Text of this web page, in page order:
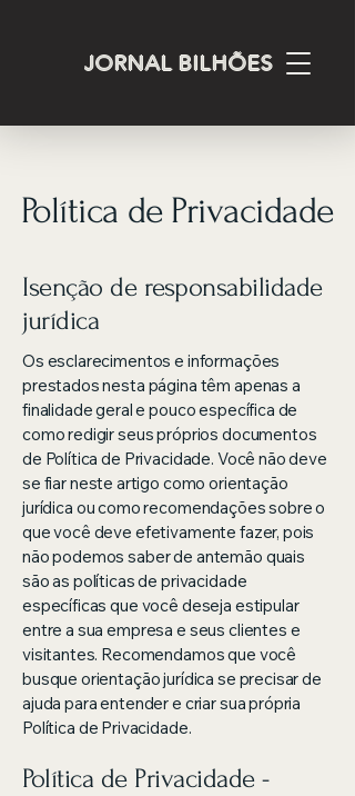
JORNAL BILHÕES
Política de Privacidade
Isenção de responsabilidade
jurídica
Os esclarecimentos e informações
prestados nesta página têm apenas a
finalidade geral e pouco específica de
como redigir seus próprios documentos
de Política de Privacidade. Você não deve
se fiar neste artigo como orientação
jurídica ou como recomendações sobre o
que você deve efetivamente fazer, pois
não podemos saber de antemão quais
são as políticas de privacidade
específicas que você deseja estipular
entre a sua empresa e seus clientes e
visitantes. Recomendamos que você
busque orientação jurídica se precisar de
ajuda para entender e criar sua própria
Política de Privacidade.
Política de Privacidade -